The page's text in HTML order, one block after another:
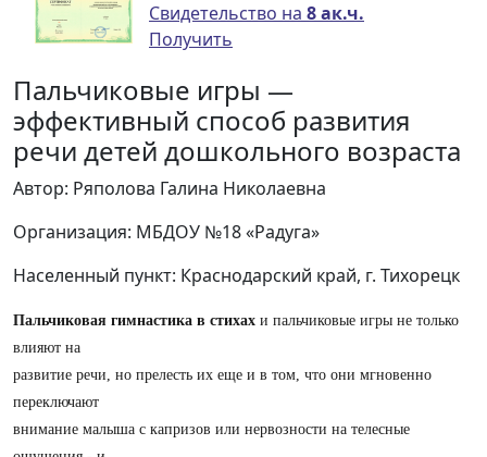
Свидетельство на 8 ак.ч.
Получить
Пальчиковые игры —
эффективный способ развития
речи детей дошкольного возраста
Автор: Ряполова Галина Николаевна
Организация: МБДОУ №18 «Радуга»
Населенный пункт: Краснодарский край, г. Тихорецк
Пальчиковая гимнастика в стихах и пальчиковые игры не только
влияют на
развитие речи, но прелесть их еще и в том, что они мгновенно
переключают
внимание малыша с капризов или нервозности на телесные